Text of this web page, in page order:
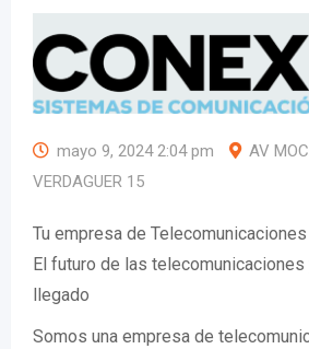
mayo 9, 2024 2:04 pm
AV
VERDAGUER 15
Tu empresa de
El futuro de las
llegado
Somos una empresa de